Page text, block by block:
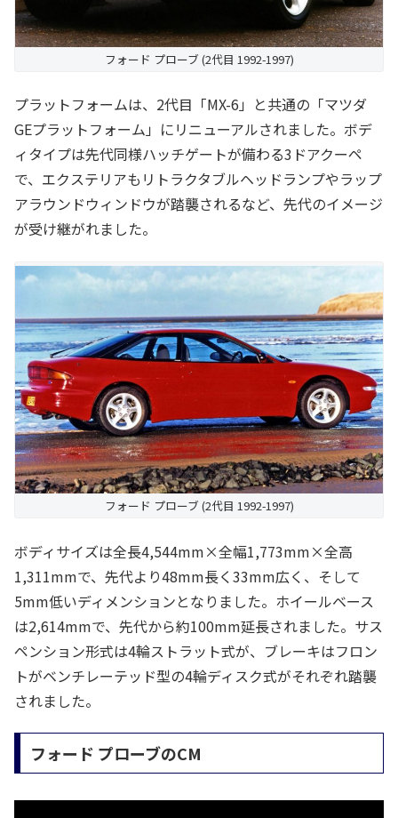
フォード プローブ (2代目 1992-1997)
プラットフォームは、2代目「MX-6」と共通の「マツダ
GEプラットフォーム」にリニューアルされました。ボデ
ィタイプは先代同様ハッチゲートが備わる3ドアクーペ
で、エクステリアもリトラクタブルヘッドランプやラップ
アラウンドウィンドウが踏襲されるなど、先代のイメージ
が受け継がれました。
フォード プローブ (2代目 1992-1997)
ボディサイズは全長4,544mm×全幅1,773mm×全高
1,311mmで、先代より48mm長く33mm広く、そして
5mm低いディメンションとなりました。ホイールベース
は2,614mmで、先代から約100mm延長されました。サス
ペンション形式は4輪ストラット式が、ブレーキはフロン
トがベンチレーテッド型の4輪ディスク式がそれぞれ踏襲
されました。
フォード プローブのCM